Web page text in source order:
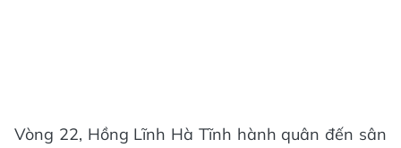
Vòng 22, Hồng Lĩnh Hà Tĩnh hành quân đến sân